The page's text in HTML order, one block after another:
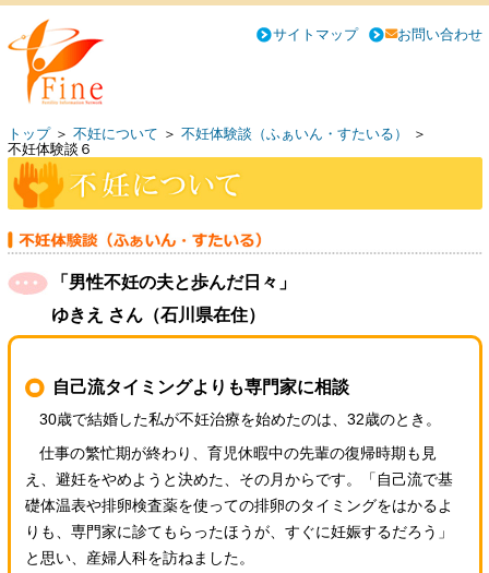
サイトマップ お問い合わせ
トップ＞ 不妊について ＞ 不妊体験談（ふぁいん・すたいる）
＞
不妊体験談６
「男性不妊の夫と歩んだ日々」
ゆきえ さん（石川県在住）
自己流タイミングよりも専門家に相談
30歳で結婚した私が不妊治療を始めたのは、32歳のとき。
仕事の繁忙期が終わり、育児休暇中の先輩の復帰時期も見
え、避妊をやめようと決めた、その月からです。「自己流で基
礎体温表や排卵検査薬を使っての排卵のタイミングをはかるよ
りも、専門家に診てもらったほうが、すぐに妊娠するだろう」
と思い、産婦人科を訪ねました。